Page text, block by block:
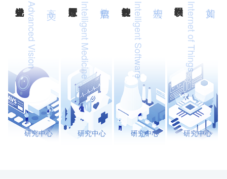
Advanced Vision
研究中心
Intelligent Medicine
研究中心
Intelligent Software
研究中心
Internet of Things
研究中心